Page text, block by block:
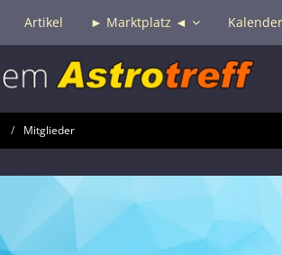
Artikel ► Marktplatz ◄ Kalender
Mitglieder